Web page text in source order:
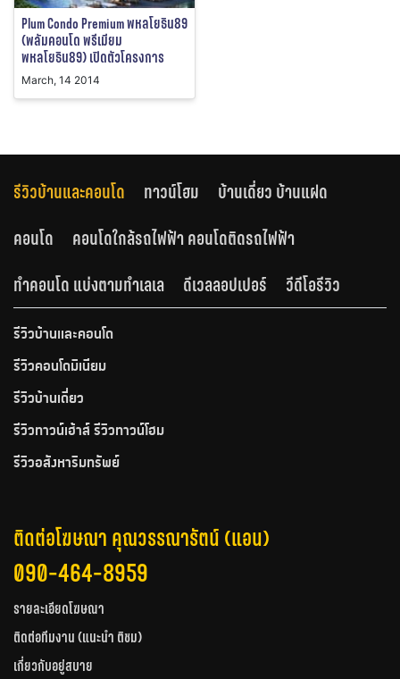
Plum Condo Premium พหลโยธิน89
(พลัมคอนโด พรีเมียม
พหลโยธิน89) เปิดตัวโครงการ
March, 14 2014
รีวิวบ้านและคอนโด ทาวน์โฮม
บ้านเดี่ยว บ้านแฝด
คอนโด
คอนโดใกล้รถไฟฟ้า คอนโดติดรถไฟฟ้า
ทำคอนโด แบ่งตามทำเลเล
ดีเวลลอปเปอร์ วีดีโอรีวิว
รีวิวบ้านและคอนโด
รีวิวคอนโดมิเนียม
รีวิวบ้านเดี่ยว
รีวิวทาวน์เฮ้าส์ รีวิวทาวน์โฮม
รีวิวอสังหาริมทรัพย์
ติดต่อโฆษณา คุณวรรณารัตน์ (แอน)
090-464-8959
รายละเอียดโฆษณา
ติดต่อทีมงาน (แนะนำ ติชม)
เกี่ยวกับอยู่สบาย